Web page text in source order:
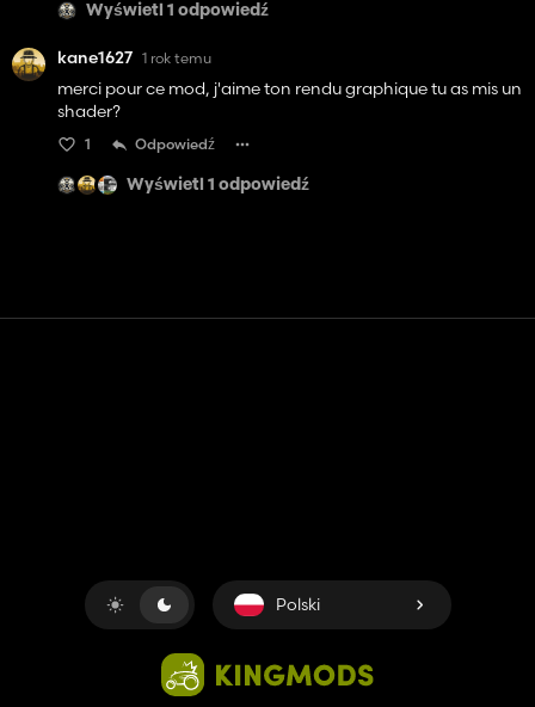
Wyświetl 1 odpowiedź
kane1627 1 rok temu
merci pour ce mod, j'aime ton rendu graphique tu as mis un
shader?
1 Odpowiedź
Wyświetl 1 odpowiedź
Polski